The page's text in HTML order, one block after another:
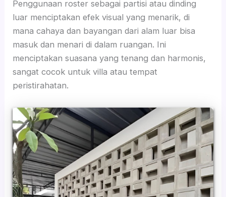
Penggunaan roster sebagai partisi atau dinding
luar menciptakan efek visual yang menarik, di
mana cahaya dan bayangan dari alam luar bisa
masuk dan menari di dalam ruangan. Ini
menciptakan suasana yang tenang dan harmonis,
sangat cocok untuk villa atau tempat
peristirahatan.